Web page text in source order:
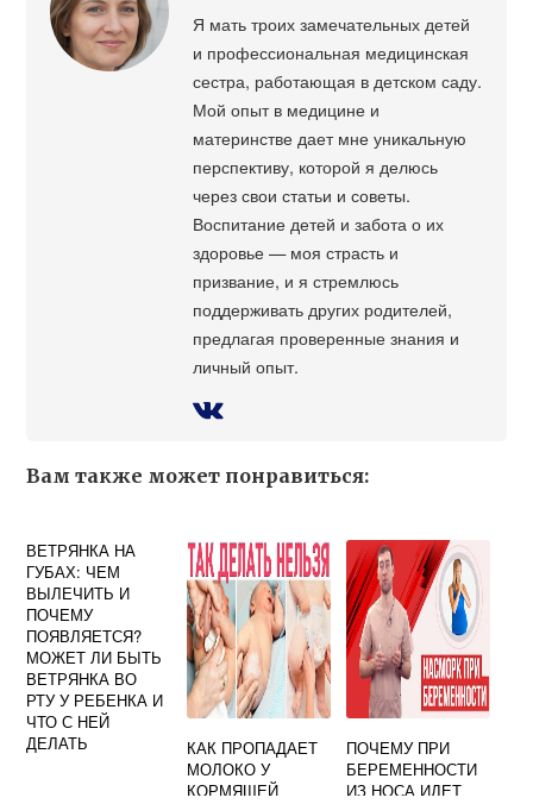
Я мать троих замечательных детей
и профессиональная медицинская
сестра, работающая в детском саду.
Мой опыт в медицине и
материнстве дает мне уникальную
перспективу, которой я делюсь
через свои статьи и советы.
Воспитание детей и забота о их
здоровье — моя страсть и
призвание, и я стремлюсь
поддерживать других родителей,
предлагая проверенные знания и
личный опыт.
Вам также может понравиться:
ВЕТРЯНКА НА
ГУБАХ: ЧЕМ
ВЫЛЕЧИТЬ И
ПОЧЕМУ
ПОЯВЛЯЕТСЯ?
МОЖЕТ ЛИ БЫТЬ
ВЕТРЯНКА ВО
РТУ У РЕБЕНКА И
ЧТО С НЕЙ
ДЕЛАТЬ
КАК ПРОПАДАЕТ
МОЛОКО У
КОРМЯЩЕЙ
ПОЧЕМУ ПРИ
БЕРЕМЕННОСТИ
ИЗ НОСА ИДЕТ